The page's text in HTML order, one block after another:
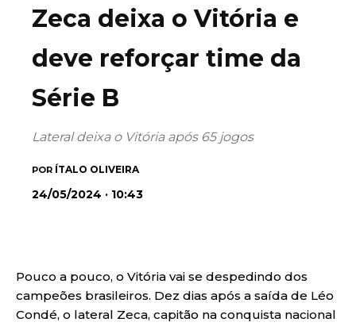
Zeca deixa o Vitória e
deve reforçar time da
Série B
Lateral deixa o Vitória após 65 jogos
POR ÍTALO OLIVEIRA
24/05/2024 · 10:43
Pouco a pouco, o Vitória vai se despedindo dos
campeões brasileiros. Dez dias após a saída de Léo
Condé, o lateral Zeca, capitão na conquista nacional